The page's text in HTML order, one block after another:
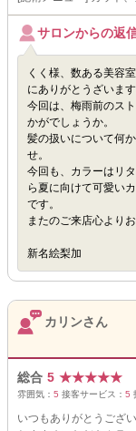
サロンからの返
くく様、数ある美容
にありがとうざいます
今回は、梅雨前のス
かがでしょうか。
髪の扱いについて何
せ。
今回も、カラーはリ
ら夏に向けて可愛い
です。
またのご来店心より
新名絵梨加
カリンさん
総合 5 ★★★★★
雰囲気： 5 接客サービス： 5
いつもありがとうござい